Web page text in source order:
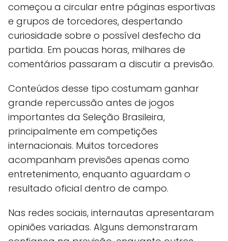
começou a circular entre páginas esportivas
e grupos de torcedores, despertando
curiosidade sobre o possível desfecho da
partida. Em poucas horas, milhares de
comentários passaram a discutir a previsão.
Conteúdos desse tipo costumam ganhar
grande repercussão antes de jogos
importantes da Seleção Brasileira,
principalmente em competições
internacionais. Muitos torcedores
acompanham previsões apenas como
entretenimento, enquanto aguardam o
resultado oficial dentro de campo.
Nas redes sociais, internautas apresentaram
opiniões variadas. Alguns demonstraram